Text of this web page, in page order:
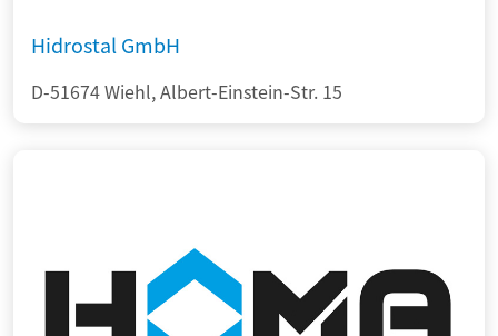
Hidrostal GmbH
D-51674 Wiehl, Albert-Einstein-Str. 15